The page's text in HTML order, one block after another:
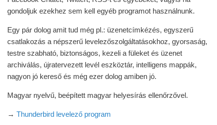
gondoljuk ezekhez sem kell egyéb programot használnunk.
Egy pár dolog amit tud még pl.: üzenetcímkézés, egyszerű
csatlakozás a népszerű levelezőszolgáltatásokhoz, gyorsaság,
testre szabható, biztonságos, kezeli a füleket és üzenet
archiválás, újratervezett levél eszköztár, intelligens mappák,
nagyon jó kereső és még ezer dolog amiben jó.
Magyar nyelvű, beépített magyar helyesírás ellenőrzővel.
→ Thunderbird levelező program